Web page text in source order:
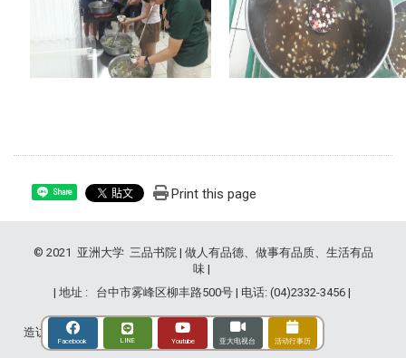
Facebook LINE Youtube 亚大电视台 活动行事历
Share Print this page
© 2021 亚洲大学 三品书院 | 做人有品德、做事有品质、生活有品
味 |
| 地址 : 台中市雾峰区柳丰路500号 | 电话: (04)2332-3456 |
造访人次 : 2845754